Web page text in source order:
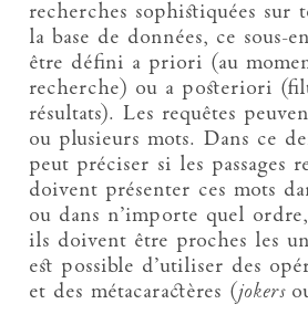
recherches sophistiquées sur
la base de données, ce sous-
être défini a priori (au
recherche) ou a posteriori
résultats). Les requêtes
ou plusieurs mots. Dans ce
peut préciser si les passages
doivent présenter ces mots
ou dans n’importe quel
ils doivent être proches les
est possible d’utiliser des
et des métacaractères (jokers